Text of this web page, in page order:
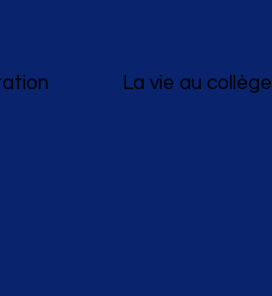
La vie au collège